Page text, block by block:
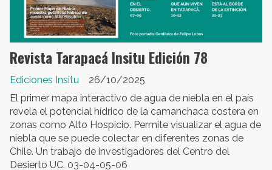
Revista Tarapacá Insitu Edición 78
Ediciones Insitu
26/10/2025
El primer mapa interactivo de agua de niebla en el país
revela el potencial hídrico de la camanchaca costera en
zonas como Alto Hospicio. Permite visualizar el agua de
niebla que se puede colectar en diferentes zonas de
Chile. Un trabajo de investigadores del Centro del
Desierto UC. 03-04-05-06